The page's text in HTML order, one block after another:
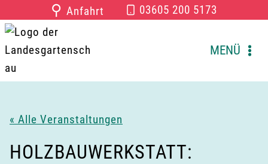
Inhalt
springen
⚲ Anfahrt 03605 200 5173
MENÜ
« Alle Veranstaltungen
HOLZBAUWERKSTATT: